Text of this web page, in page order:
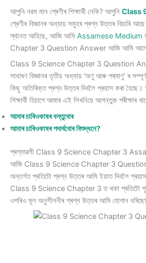
আপুনি নৱম মান শ্ৰেণীৰ শিক্ষাৰ্থী নেকি? আপুনি Class
শ্ৰেণীৰ বিজ্ঞানৰ অধ্যায় সমুহৰ প্ৰশ্ন উত্তৰ বিচাৰি
স্থানত আহিছে, আজি আমি Assamese Medium
Chapter 3 Question Answer আজি আমি
Class 9 Science Chapter 3 Question
সাধাৰণ বিজ্ঞানৰ তৃতীয় অধ্যায় ‘অণু আৰু পৰমাণু’ ৰ
কিছু অতিৰিক্ত প্ৰশ্ন উত্তৰ দিবলৈ প্ৰয়াস কৰা
শিক্ষাৰ্থী হিচাপে আমাৰ এই লিখনিয়ে আগন্তুক পৰীক্ষাৰ
আমাৰ চাৰিওকাষৰ বস্তুবোৰ
আমাৰ চাৰিওকাষৰ পদাৰ্থবোৰ বিশুদ্ধনে?
প্ৰশ্নাৱলী Class 9 Science Chapter 3
আজি Class 9 Science Chapter 3 Question
অন্তৰ্গত প্ৰতিটো প্ৰশ্ন উত্তৰ আমি ইয়াত দিবলৈ
Class 9 Science Chapter 3 ত থকা প্ৰতিটো
ওপৰিও মূল অনুশীলনীৰ প্ৰশ্ন উত্তৰ আমি যোগান